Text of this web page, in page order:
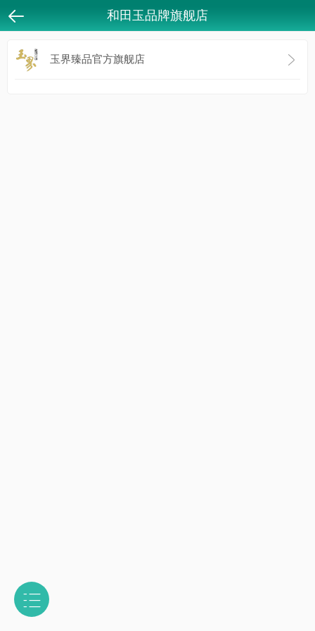
和田玉品牌旗舰店
返回
玉界臻品官方旗舰店